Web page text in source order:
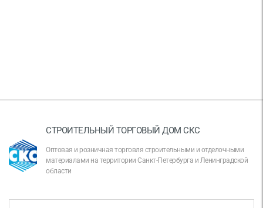
СТРОИТЕЛЬНЫЙ ТОРГОВЫЙ ДОМ СКС
Оптовая и розничная торговля строительными и отделочными
материалами на территории Санкт-Петербурга и Ленинградской
области